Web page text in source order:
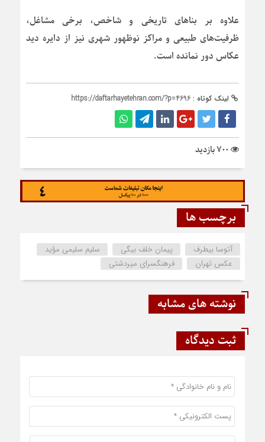
علاوه بر بناهای تاریخی و شاخص، برخی مشاغل،
ظرفیت‌های طبیعی و مراکز نوظهور شهری نیز از دایره دید
عکاس دور نمانده است.
لینک کوتاه : https://daftarhayetehran.com/?p=4696
برچسب ها
آتوسا بیطرف پیمان خلف بیگی
سلیم سلیمی مؤید
عکس تهران
فرهنگسرای میردشتی
نوشته های مشابه
ثبت دیدگاه